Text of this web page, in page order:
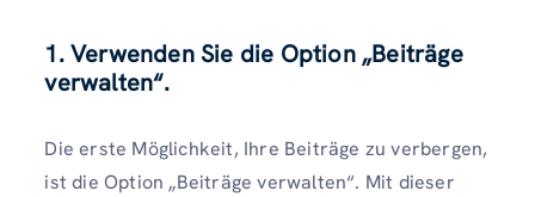
1. Verwenden Sie die Option „Beiträge
verwalten“.
Die erste Möglichkeit, Ihre Beiträge zu verbergen,
ist die Option „Beiträge verwalten“. Mit dieser